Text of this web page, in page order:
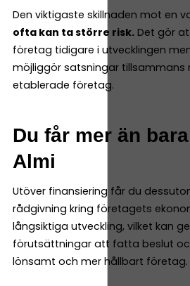
Den viktigaste skillnaden mot en
ofta kan ta större risk. Det gör
företag tidigare i utvecklingen
möjliggör satsningar tillsammans
etablerade företag.
Du får mer än
Almi
Utöver finansiering får du
rådgivning kring företagets
långsiktiga utveckling, vilket kan
förutsättningar att fatta beslut
lönsamt och mer hållbart företag.